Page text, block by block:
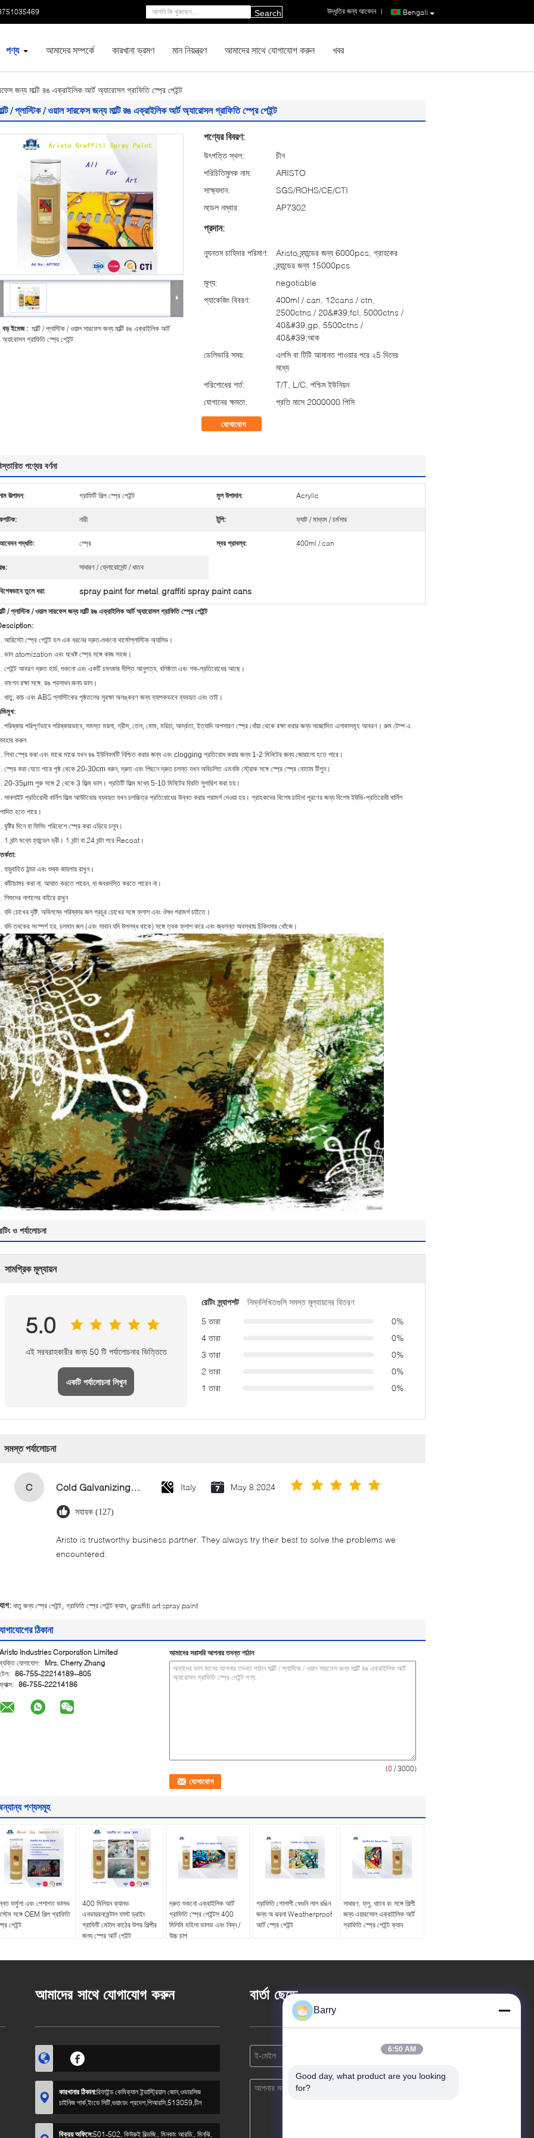
Bengali
উদ্ধৃতির জন্য আবেদন |
Search
পণ্য আমাদের সম্পর্কে কারখানা ভ্রমণ মান নিয়ন্ত্রণ আমাদের সাথে যোগাযোগ করুন খবর
জন্য মাল্টি রঙ এক্রাইলিক আর্ট অ্যারোসল গ্রাফিতি স্প্রে পেইন্ট
/ প্লাস্টিক / ওয়াল সারফেস জন্য মাল্টি রঙ এক্রাইলিক আর্ট অ্যারোসল গ্রাফিতি স্প্রে পেইন্ট
বড় ইমেজ : মাল্টি / প্লাস্টিক / ওয়াল সারফেস জন্য মাল্টি রঙ এক্রাইলিক আর্ট
অ্যারোসল গ্রাফিতি স্প্রে পেইন্ট
পণ্যের বিবরণ:
উৎপত্তি স্থল:
চীন
পরিচিতিমুলক নাম:
ARISTO
সাক্ষ্যদান:
SGS/ROHS/CE/CTI
মডেল নম্বার:
AP7302
প্রদান:
ন্যূনতম চাহিদার পরিমাণ:
Aristo ব্র্যান্ডের জন্য 6000pcs, গ্রাহকের
ব্র্যান্ডের জন্য 15000pcs
মূল্য:
negotiable
প্যাকেজিং বিবরণ:
400ml / can, 12cans / ctn,
2500ctns / 20&#39;fcl, 5000ctns /
40&#39;gp, 5500ctns /
40&#39;আক
ডেলিভারি সময়:
এলসি বা টিটি আমানত পাওয়ার পরে ২5 দিনের
মধ্যে
পরিশোধের শর্ত:
T/T, L/C, পশ্চিম ইউনিয়ন
যোগানের ক্ষমতা:
প্রতি মাসে 2000000 পিসি
যোগাযোগ
পণ্যের বর্ণনা
উত্পাদন: গ্রাফিটি শিল্প স্প্রে পেইন্ট মূল উপাদান: Acrylic
নারী টুপি: ফ্যাট / মাধ্যম / চর্মসার
পদ্ধতি: স্প্রে স্বর প্রাবল্য: 400ml / can
সাধারণ / ফ্লোরোসেন্ট / ধাতব
তুলে ধরা: spray paint for metal, graffiti spray paint cans
/ প্লাস্টিক / ওয়াল সারফেস জন্য মাল্টি রঙ এক্রাইলিক আর্ট অ্যারোসল গ্রাফিতি স্প্রে পেইন্ট
আরিস্টো স্প্রে পেইন্ট হল এক ধরনের দ্রুত-শুকনো থার্মোপ্লাস্টিক অ্যাসিড।
ভাল atomization এবং যথেষ্ট স্প্রে সঙ্গে কাজ সহজ।
পেইন্ট আবরণ দ্রুত হার্ড, শুকনো এবং একটি চমৎকার দীপ্তি আনুগত্য, বলিষ্ঠতা এবং শক-প্রতিরোধের আছে।
ফাংশন রক্ষা সঙ্গে, রঙ প্রসাধন জন্য ভাল।
ধাতু, কাচ এবং ABS প্লাস্টিকের পৃষ্ঠতলের সুরক্ষা অলঙ্করণ জন্য ব্যাপকভাবে ব্যবহৃত এবং তাই।
পরিষ্কার পরিপূর্ণভাবে পরিষ্কারভাবে, সমস্ত ময়লা, গ্রীস, তেল, মোম, মরিচা, আর্দ্রতা, ইত্যাদি অপসারণ স্প্রে ধোঁয়া থেকে রক্ষা করার জন্য আচ্ছাদিত এলাকাসমূহ আবরণ। রুম টেম্প এ
করুন
শিখা স্প্রে করা এবং মাঝে মাঝে যখন রঙ ইউনিফর্মটি নিশ্চিত করার জন্য এবং clogging প্রতিরোধ করার জন্য 1-2 মিনিটের জন্য জোরালো হতে পারে।
স্প্রে করা যেতে পারে পৃষ্ঠ থেকে 20-30cm ধরুন, দ্রুত এবং পিছনে দ্রুত চলন্ত যখন অবিচলিত এমনকি স্ট্রোক সঙ্গে স্প্রে স্প্রে বোতাম টিপুন।
20-35μm পুরু সঙ্গে 2 থেকে 3 ফিল্ম ভাল। প্রতিটি ফিল্ম মধ্যে 5-10 মিনিটের বিরতি সুপারিশ করা হয়।
সানলাইট প্রতিরোধী বার্নিশ ফিল্ম আউটডোর ব্যবহৃত যখন চলচ্চিত্র প্রতিরোধের উন্নত করার পরামর্শ দেওয়া হয়। গ্রাহকদের বিশেষ চাহিদা পূরণের জন্য বিশেষ ইউভি-প্রতিরোধী বার্নিশ
হতে পারে।
বৃষ্টির দিনে বা ফিসিং পরিবেশে স্প্রে করা এড়িয়ে চলুন।
1 ঘন্টা মধ্যে হ্যান্ডেল ড্রী। 1 ঘন্টা বা 24 ঘন্টা পরে Recoat।
বায়ুবাহিত ঠান্ডা এবং শুষ্ক জায়গায় রাখুন।
কাঁটাচামচ করা না, আঘাত করতে পারেন, বা জবরদস্তি করতে পারেন না।
শিশুদের নাগালের বাইরে রাখুন
যদি চোখের দৃষ্টি, অবিলম্বে পরিষ্কার জল প্রচুর চোখের সঙ্গে ফ্লাশ এবং ঔষধ পরামর্শ চাইতে।
যদি ত্বকের সংস্পর্শ হয়, চলমান জল (এবং সাবান যদি উপলব্ধ থাকে) সঙ্গে ত্বক ফ্লাশ করে এবং জ্বলন্ত অবস্থায় চিকিৎসার খোঁজে।
ও পর্যালোচনা
সামগ্রিক মূল্যায়ন
5.0
এই সরবরাহকারীর জন্য 50 টি পর্যালোচনার ভিত্তিতে
একটি পর্যালোচনা লিখুন
রেটিং স্ন্যাপশট
নিম্নলিখিতগুলি সমস্ত মূল্যায়নের বিতরণ
5 তারা
0%
4 তারা
0%
3 তারা
0%
2 তারা
0%
1 তারা
0%
সমস্ত পর্যালোচনা
C Italy May 8.2024
সহায়ক (127)
Aristo is trustworthy business partner. They always try their best to solve the problems we
encountered.
ধাতু জন্য স্প্রে পেইন্ট গ্রাফিতি স্প্রে পেইন্ট ক্যান, graffiti art spray paint
ঠিকানা
Aristo Industries Corporation Limited
ব্যক্তি যোগাযোগ:
Mrs. Cherry Zhang
টেল: 86-755-22214189--805
ফ্যাক্স: 86-755-22214186
আমাদের সরাসরি আপনার তদন্ত পাঠান
(0 / 3000)
পণ্যসমূহ
ফর্মুলা এবং পেশাগত ভালভ
সঙ্গে OEM শিল্প গ্রাফিতি
পেইন্ট
400 মিলিয়ন ক্যানড
এনভায়রনমেন্টাল ফাস্ট ড্রাইং
গ্রাফিটি মেটাল কাঠের উপর শিল্পীর
জন্য স্প্রে আর্ট পেইন্ট
দ্রুত শুকনো এক্রাইলিক আর্ট
গ্রাফিতি স্প্রে পেইন্টস 400
মিলিমি মহিলা ভালভ এবং নিম্ন /
উচ্চ চাপ
গ্রাফিতি গোলাপী বেগুনি লাল রঙিন
জন্য অ ঝরনা Weatherproof
আর্ট স্প্রে পেইন্ট
সাধারণ, ফ্লু, ধাতব রং সঙ্গে শিল্পী
জন্য এয়ারসোল এক্রাইলিক আর্ট
গ্রাফিতি স্প্রে পেইন্ট ক্যান
আমাদের সাথে যোগাযোগ করুন
কারখানার ঠিকানা:রিফাইন্ড কেমিক্যাল ইন্ডাস্ট্রিয়াল জোন,ওভারসিজ
চাইনিজ পার্ক,ইংডে সিটি,গুয়াংডং প্রদেশ,পিআরসি,513059,চীন
বিক্রয় অফিসে:501-502, কিউরুই বিল্ডজি., মিনকাং আরডি., মিনঝি,
বার্তা ছেড়ে
Barry
6:50 AM
Good day, what product are you looking
for?